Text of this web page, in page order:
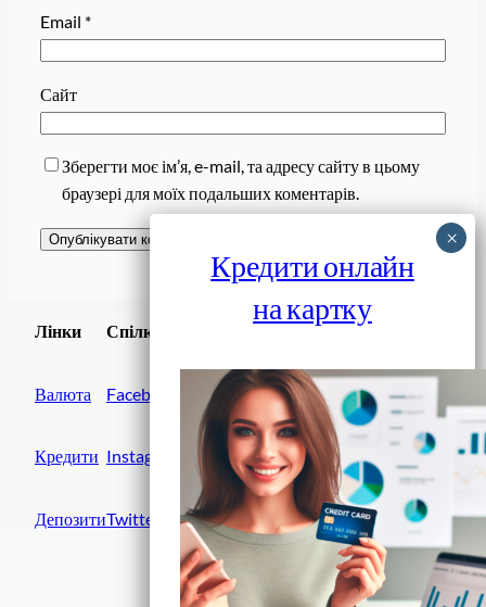
Email *
Сайт
Зберегти моє ім’я, e-mail, та адресу сайту в цьому
браузері для моїх подальших коментарів.
Лінки
Валюта
Кредити
Депозити
Спілки
Facebook
Instagram
Twitter
Завантажити
Фінанси IN UA
Кредити онлайн
на картку